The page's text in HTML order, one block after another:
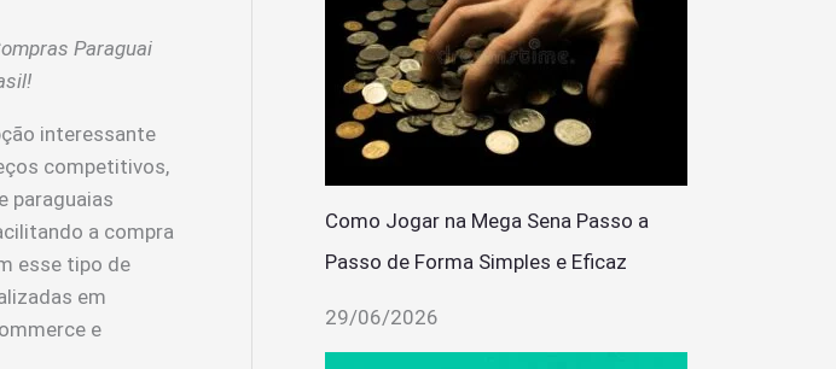
Paraguai
interessante
competitivos,
paraguaias
a compra
esse tipo de
em
e
Como Jogar na Mega Sena Passo a
Passo de Forma Simples e Eficaz
29/06/2026